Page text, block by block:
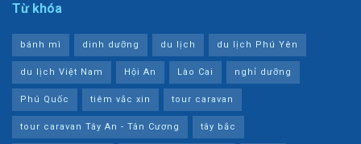
Từ khóa
bánh mì dinh dưỡng du lịch du lịch Phú Yên
du lịch Việt Nam Hội An Lào Cai nghỉ dưỡng
Phú Quốc tiêm vắc xin tour caravan
tour caravan Tây An - Tân Cương tây bắc